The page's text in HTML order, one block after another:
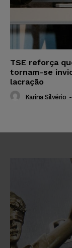
TSE reforça
tornam-se
lacração
Karina Silvério -